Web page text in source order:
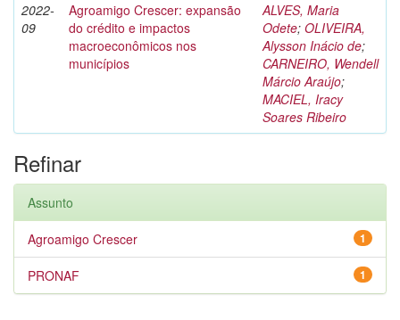
2022-
09
Agroamigo Crescer: expansão
do crédito e impactos
macroeconômicos nos
municípios
ALVES, Maria
Odete; OLIVEIRA,
Alysson Inácio de;
CARNEIRO, Wendell
Márcio Araújo;
MACIEL, Iracy
Soares Ribeiro
Refinar
Assunto
1
Agroamigo Crescer
1
PRONAF